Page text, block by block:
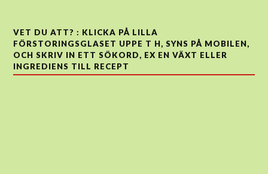
VET DU ATT? : KLICKA PÅ LILLA
FÖRSTORINGSGLASET UPPE T H, SYNS PÅ MOBILEN,
OCH SKRIV IN ETT SÖKORD, EX EN VÄXT ELLER
INGREDIENS TILL RECEPT